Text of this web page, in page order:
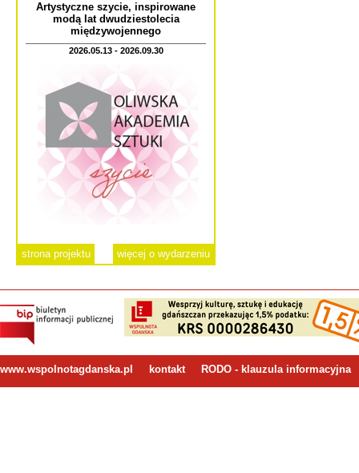
Artystyczne szycie, inspirowane
modą lat dwudziestolecia
międzywojennego
2026.05.13 - 2026.09.30
strona projektu więcej o wydarzeniu
www.wspolnotagdanska.pl kontakt RODO - klauzula informacyjna